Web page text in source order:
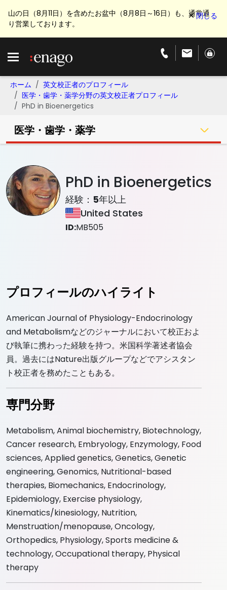
山の日（8月11日）を含めたお盆中（8月8日～16日）も、通常通
り営業しております。
ホーム
英文校正者のプロフィール
医学・歯学・薬学分野の英文校正者プロフィール
PhD in Bioenergetics
医学・歯学・薬学
PhD in Bioenergetics
経験： 5年以上
United States
ID:MB505
プロフィールのハイライト
American Journal of Physiology-Endocrinology
and Metabolismなどのジャーナルにおいて校正およ
び執筆に携わった経験を持つ。米国科学著述者協会
員。過去にはNature出版グループなどでアシスタン
ト校正者を務めたこともある。
専門分野
Metabolism, Animal biochemistry, Biotechnology,
Cancer research, Embryology, Enzymology, Food
sciences, Applied genetics, Genetics, Genetic
engineering, Genomics, Nutritional-based
therapies, Biomechanics, Endocrinology,
Epidemiology, Exercise physiology,
Kinematics/kinesiology, Nutrition,
Menstruation/menopause, Oncology,
Orthopedics, Physiology, Sports medicine &
technology, Occupational therapy, Physical
therapy